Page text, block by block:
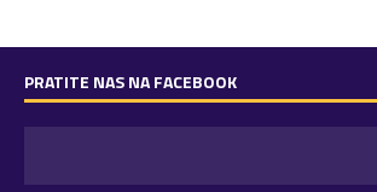
PRATITE NAS NA FACEBOOK